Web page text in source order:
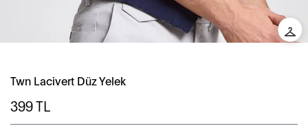
Twn Lacivert Düz Yelek
399TL